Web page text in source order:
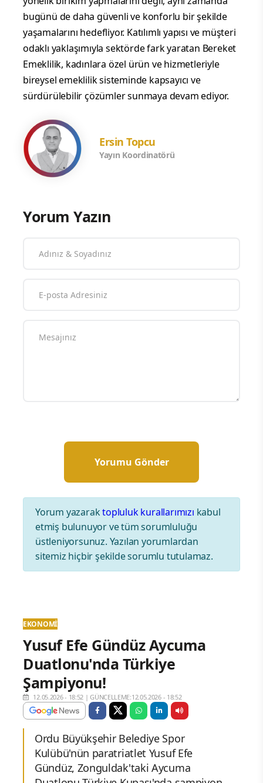
bugünü de daha güvenli ve konforlu bir şekilde
yaşamalarını hedefliyor. Katılımlı yapısı ve müşteri
odaklı yaklaşımıyla sektörde fark yaratan Bereket
Emeklilik, kadınlara özel ürün ve hizmetleriyle
bireysel emeklilik sisteminde kapsayıcı ve
sürdürülebilir çözümler sunmaya devam ediyor.
Ersin Topcu
Yayın Koordinatörü
Yorum Yazın
Yorum yazaraktopluluk kurallarımızı kabul
etmiş bulunuyor ve tüm sorumluluğu
üstleniyorsunuz. Yazılan yorumlardan
sitemiz hiçbir şekilde sorumlu tutulamaz.
EKONOMI
Yusuf Efe Gündüz Aycuma
Duatlonu'nda Türkiye
Şampiyonu!
12.05.2026 - 18:52 |GÜNCELLEME:12.05.2026 - 18:52
Ordu Büyükşehir Belediye Spor
Kulübü'nün paratriatlet Yusuf Efe
Gündüz, Zonguldak'taki Aycuma